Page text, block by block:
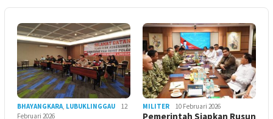
BHAYANGKARA LUBUKLINGGAU
12
Februari 2026
MILITER 10 Februari 2026
Pemerintah Siapkan Rusun